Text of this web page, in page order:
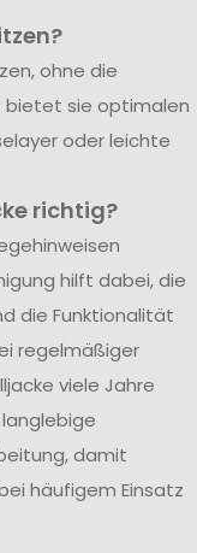
ohne die
bietet sie optimalen
oder leichte
richtig?
hilft dabei, die
die Funktionalität
regelmäßiger
viele Jahre
damit
häufigem Einsatz